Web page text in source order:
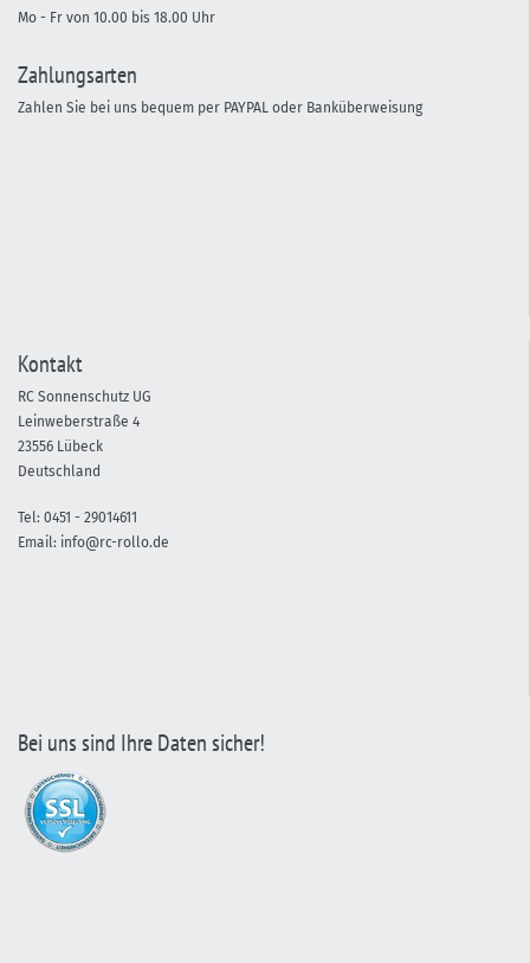
Mo - Fr von 10.00 bis 18.00 Uhr
Zahlungsarten
Zahlen Sie bei uns bequem per PAYPAL oder Banküberweisung
Kontakt
RC Sonnenschutz UG
Leinweberstraße 4
23556 Lübeck
Deutschland
Tel: 0451 - 29014611
Email: info@rc-rollo.de
Bei uns sind Ihre Daten sicher!